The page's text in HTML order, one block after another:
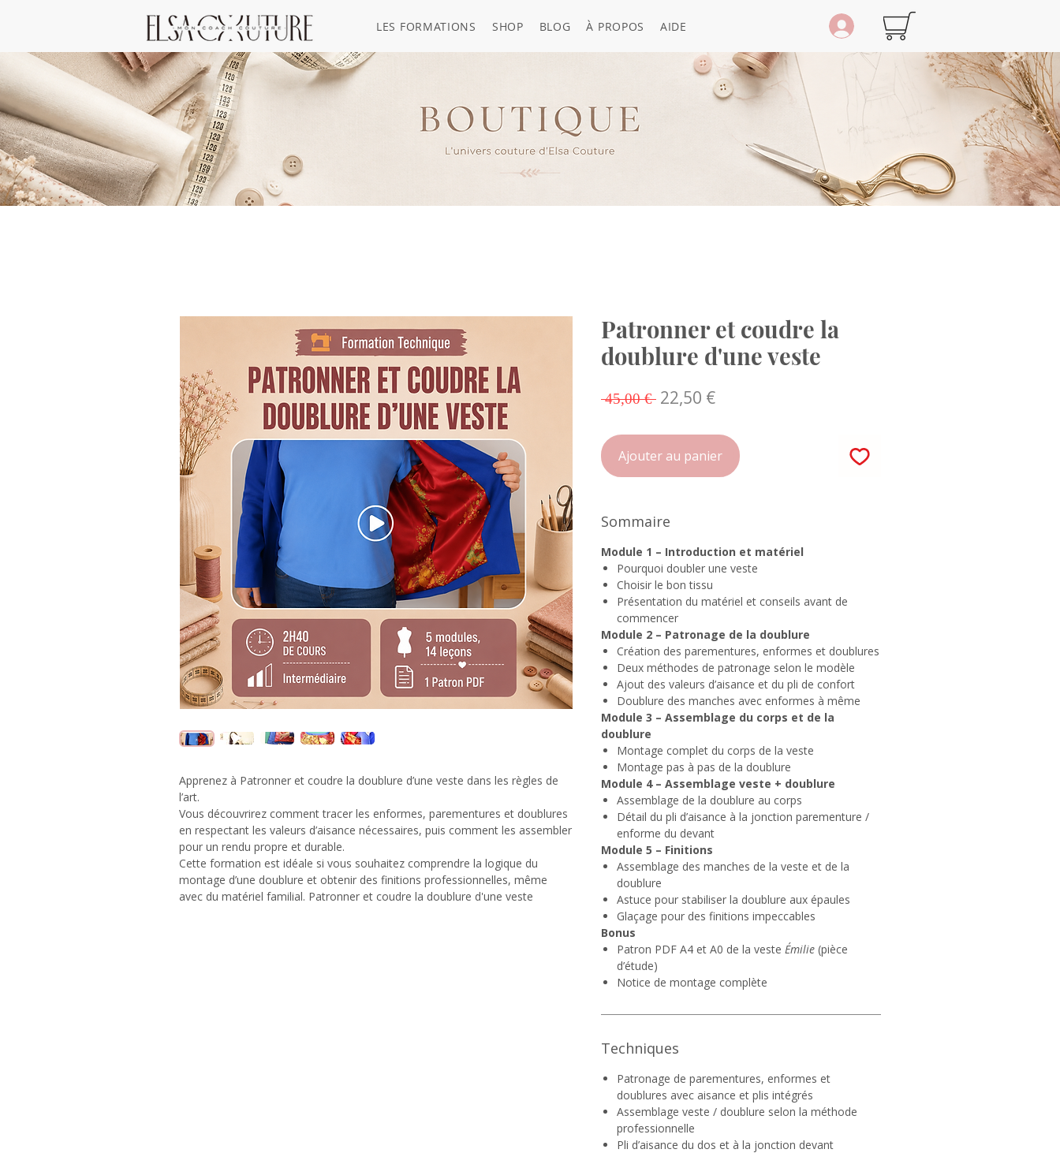
LES FORMATIONS SHOP BLOG À PROPOS AIDE
Apprenez à Patronner et coudre la doublure d’une veste dans les règles de
l’art.
Vous découvrirez comment tracer les enformes, parementures et doublures
en respectant les valeurs d’aisance nécessaires, puis comment les assembler
pour un rendu propre et durable.
Cette formation est idéale si vous souhaitez comprendre la logique du
montage d’une doublure et obtenir des finitions professionnelles, même
avec du matériel familial. Patronner et coudre la doublure d'une veste
Patronner et coudre la
doublure d'une veste
45,00 € Prix
22,50 €Prix
Ajouter au panier
Sommaire
Module 1 – Introduction et matériel
Pourquoi doubler une veste
Choisir le bon tissu
Présentation du matériel et conseils avant de
commencer
Module 2 – Patronage de la doublure
Création des parementures, enformes et doublures
Deux méthodes de patronage selon le modèle
Ajout des valeurs d’aisance et du pli de confort
Doublure des manches avec enformes à même
Module 3 – Assemblage du corps et de la
doublure
Montage complet du corps de la veste
Montage pas à pas de la doublure
Module 4 – Assemblage veste + doublure
Assemblage de la doublure au corps
Détail du pli d’aisance à la jonction parementure /
enforme du devant
Module 5 – Finitions
Assemblage des manches de la veste et de la
doublure
Astuce pour stabiliser la doublure aux épaules
Glaçage pour des finitions impeccables
Bonus
Patron PDF A4 et A0 de la veste Émilie (pièce
d’étude)
Notice de montage complète
Techniques
Patronage de parementures, enformes et
doublures avec aisance et plis intégrés
Assemblage veste / doublure selon la méthode
professionnelle
Pli d’aisance du dos et à la jonction devant